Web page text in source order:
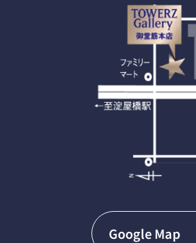
Google Map